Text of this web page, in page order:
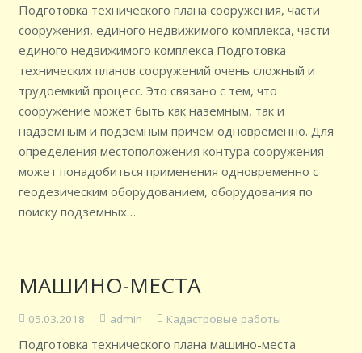
Подготовка технического плана сооружения, части
сооружения, единого недвижимого комплекса, части
единого недвижимого комплекса Подготовка
технических планов сооружений очень сложный и
трудоемкий процесс. Это связано с тем, что
сооружение может быть как наземным, так и
надземным и подземным причем одновременно. Для
определения местоположения контура сооружения
может понадобиться применения одновременно с
геодезическим оборудованием, оборудования по
поиску подземных…
МАШИНО-МЕСТА
05.03.2018 admin Кадастровые работы
Подготовка технического плана машино-места